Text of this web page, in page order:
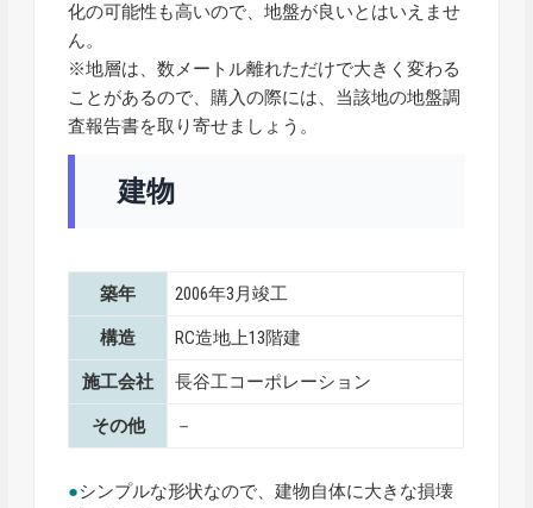
化の可能性も高いので、地盤が良いとはいえませ
ん。
※地層は、数メートル離れただけで大きく変わる
ことがあるので、購入の際には、当該地の地盤調
査報告書を取り寄せましょう。
建物
築年 2006年3月竣工
構造 RC造地上13階建
施工会社 長谷工コーポレーション
その他 －
●シンプルな形状なので、建物自体に大きな損壊